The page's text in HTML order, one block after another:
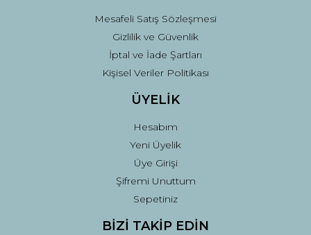
Mesafeli Satış Sözleşmesi
Gizlilik ve Güvenlik
İptal ve İade Şartları
Kişisel Veriler Politikası
ÜYELİK
Hesabım
Yeni Üyelik
Üye Girişi
Şifremi Unuttum
Sepetiniz
BİZİ TAKİP EDİN